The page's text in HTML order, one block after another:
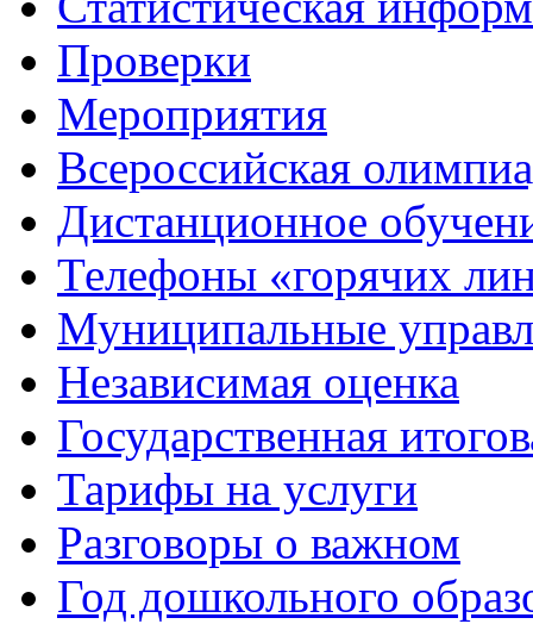
Проверки
Мероприятия
Всероссийская
Дистанционное
Телефоны «горячих
Муниципальные
Независимая оценка
Государственная
Тарифы на услуги
Разговоры о важном
Год дошкольного